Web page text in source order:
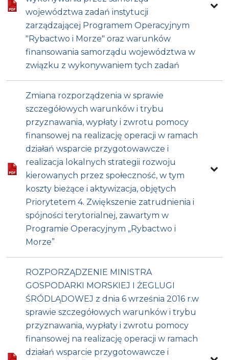
województwa zadań instytucji
zarządzającej Programem Operacyjnym
"Rybactwo i Morze" oraz warunków
finansowania samorządu województwa w
związku z wykonywaniem tych zadań
Zmiana rozporządzenia w sprawie
szczegółowych warunków i trybu
przyznawania, wypłaty i zwrotu pomocy
finansowej na realizację operacji w ramach
działań wsparcie przygotowawcze i
realizacja lokalnych strategii rozwoju
kierowanych przez społeczność, w tym
koszty bieżące i aktywizacja, objętych
Priorytetem 4. Zwiększenie zatrudnienia i
spójności terytorialnej, zawartym w
Programie Operacyjnym „Rybactwo i
Morze”
ROZPORZĄDZENIE MINISTRA
GOSPODARKI MORSKIEJ I ŻEGLUGI
ŚRÓDLĄDOWEJ z dnia 6 września 2016 r.w
sprawie szczegółowych warunków i trybu
przyznawania, wypłaty i zwrotu pomocy
finansowej na realizację operacji w ramach
działań wsparcie przygotowawcze i